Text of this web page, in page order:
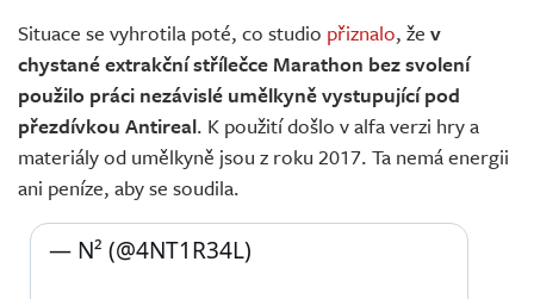
Situace se vyhrotila poté, co studio přiznalo, že v
chystané extrakční střílečce Marathon bez svolení
použilo práci nezávislé umělkyně vystupující pod
přezdívkou Antireal. K použití došlo v alfa verzi hry a
materiály od umělkyně jsou z roku 2017. Ta nemá energii
ani peníze, aby se soudila.
— N² (@4NT1R34L)